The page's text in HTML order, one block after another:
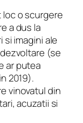
loc o scurgere
a dus la
si imagini ale
(se
ar putea
2019).
vinovatul din
acuzatii si